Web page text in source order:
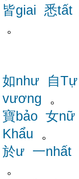
皆giai 悉tất
。
如như 自Tự
vương 。
寶bảo 女nữ
Khẩu 。
於ư 一nhất
。